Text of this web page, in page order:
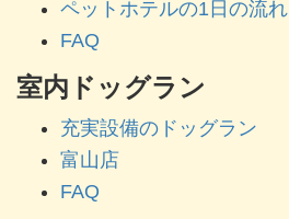
ペットホテルの1日の流れ
FAQ
室内ドッグラン
充実設備のドッグラン
富山店
FAQ